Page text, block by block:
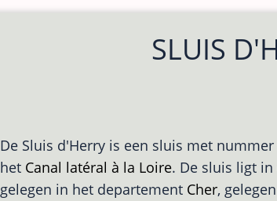
SLUIS
De Sluis d'Herry is een sluis met
het Canal latéral à la Loire. De sluis ligt
gelegen in het departement Cher,